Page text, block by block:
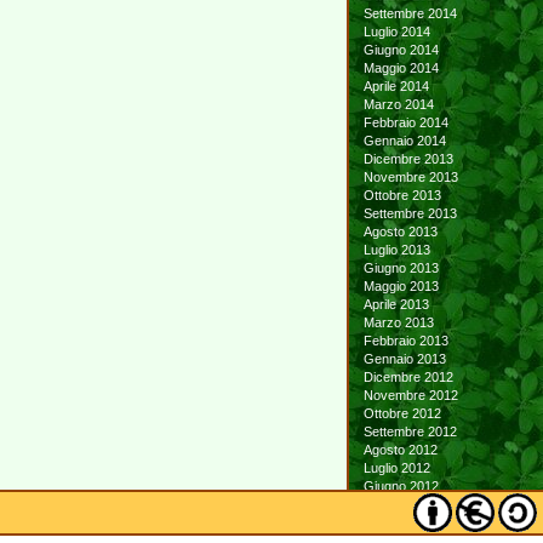
Settembre 2014
Luglio 2014
Giugno 2014
Maggio 2014
Aprile 2014
Marzo 2014
Febbraio 2014
Gennaio 2014
Dicembre 2013
Novembre 2013
Ottobre 2013
Settembre 2013
Agosto 2013
Luglio 2013
Giugno 2013
Maggio 2013
Aprile 2013
Marzo 2013
Febbraio 2013
Gennaio 2013
Dicembre 2012
Novembre 2012
Ottobre 2012
Settembre 2012
Agosto 2012
Luglio 2012
Giugno 2012
Maggio 2012
Aprile 2012